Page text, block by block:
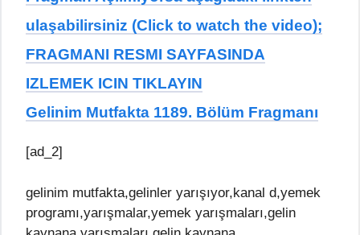
ulaşabilirsiniz (Click to watch the video);
FRAGMANI RESMI SAYFASINDA
IZLEMEK ICIN TIKLAYIN
Gelinim Mutfakta 1189. Bölüm Fragmanı
[ad_2]
gelinim mutfakta,gelinler yarışıyor,kanal d,yemek
programı,yarışmalar,yemek yarışmaları,gelin